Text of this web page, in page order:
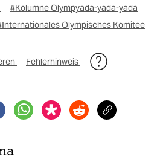
#Kolumne Olympyada-yada-yada
Olympisches Komitee
Fehlerhinweis